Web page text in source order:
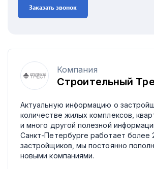
Заказать звонок
Компания
Строительный
Актуальную информацию о
количестве жилых комплексов,
и много другой полезной
Санкт-Петербурге работает более
застройщиков, мы постоянно
новыми компаниями.